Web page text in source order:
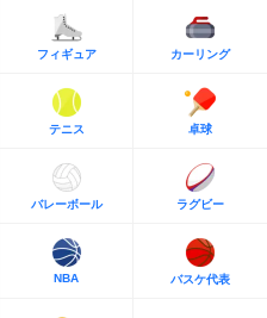
フィギュア カーリング
テニス 卓球
バレーボール ラグビー
NBA バスケ代表